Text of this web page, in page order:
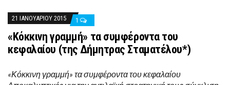
21 ΙΑΝΟΥΑΡΊΟΥ 2015 1
«Κόκκινη γραμμή» τα συμφέροντα του
κεφαλαίου (της Δήμητρας Σταματέλου*)
«Κόκκινη γραμμή» τα συμφέροντα του κεφαλαίου